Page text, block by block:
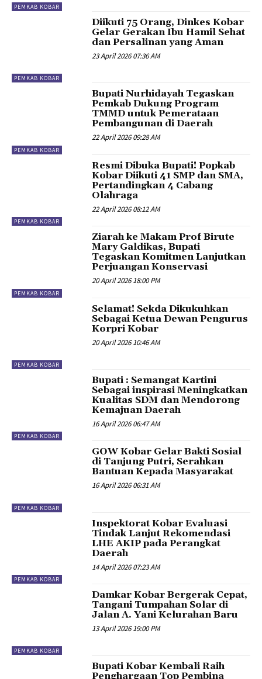
PEMKAB KOBAR
PEMKAB KOBAR
Diikuti 75 Orang, Dinkes Kobar
Gelar Gerakan Ibu Hamil Sehat
dan Persalinan yang Aman
23 April 2026 07:36 AM
PEMKAB KOBAR
Bupati Nurhidayah Tegaskan
Pemkab Dukung Program
TMMD untuk Pemerataan
Pembangunan di Daerah
22 April 2026 09:28 AM
PEMKAB KOBAR
Resmi Dibuka Bupati! Popkab
Kobar Diikuti 41 SMP dan SMA,
Pertandingkan 4 Cabang
Olahraga
22 April 2026 08:12 AM
PEMKAB KOBAR
Ziarah ke Makam Prof Birute
Mary Galdikas, Bupati
Tegaskan Komitmen Lanjutkan
Perjuangan Konservasi
20 April 2026 18:00 PM
PEMKAB KOBAR
Selamat! Sekda Dikukuhkan
Sebagai Ketua Dewan Pengurus
Korpri Kobar
20 April 2026 10:46 AM
PEMKAB KOBAR
Bupati : Semangat Kartini
Sebagai inspirasi Meningkatkan
Kualitas SDM dan Mendorong
Kemajuan Daerah
16 April 2026 06:47 AM
PEMKAB KOBAR
GOW Kobar Gelar Bakti Sosial
di Tanjung Putri, Serahkan
Bantuan Kepada Masyarakat
16 April 2026 06:31 AM
PEMKAB KOBAR
Inspektorat Kobar Evaluasi
Tindak Lanjut Rekomendasi
LHE AKIP pada Perangkat
Daerah
14 April 2026 07:23 AM
PEMKAB KOBAR
Damkar Kobar Bergerak Cepat,
Tangani Tumpahan Solar di
Jalan A. Yani Kelurahan Baru
13 April 2026 19:00 PM
Bupati Kobar Kembali Raih
Penghargaan Top Pembina